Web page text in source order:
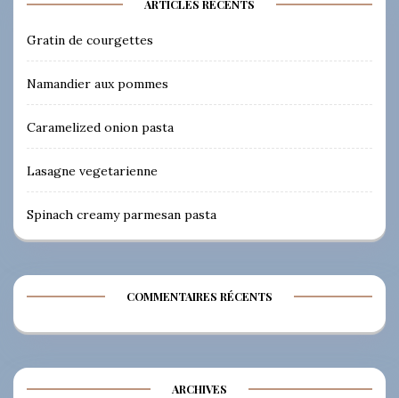
ARTICLES RÉCENTS
Gratin de courgettes
Namandier aux pommes
Caramelized onion pasta
Lasagne vegetarienne
Spinach creamy parmesan pasta
COMMENTAIRES RÉCENTS
ARCHIVES